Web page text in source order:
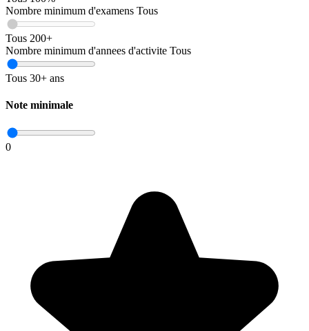
Nombre minimum d'examens Tous
Tous 200+
Nombre minimum d'annees d'activite Tous
Tous 30+ ans
Note minimale
0